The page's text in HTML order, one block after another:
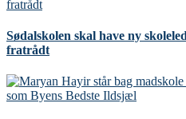
Sødalskolen skal have ny
fratrådt